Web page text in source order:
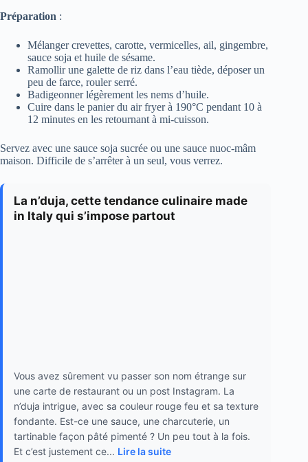
Préparation :
Mélanger crevettes, carotte, vermicelles, ail, gingembre,
sauce soja et huile de sésame.
Ramollir une galette de riz dans l’eau tiède, déposer un
peu de farce, rouler serré.
Badigeonner légèrement les nems d’huile.
Cuire dans le panier du air fryer à 190°C pendant 10 à
12 minutes en les retournant à mi-cuisson.
Servez avec une sauce soja sucrée ou une sauce nuoc-mâm
maison. Difficile de s’arrêter à un seul, vous verrez.
La n’duja, cette tendance culinaire made
in Italy qui s’impose partout
Vous avez sûrement vu passer son nom étrange sur
une carte de restaurant ou un post Instagram. La
n’duja intrigue, avec sa couleur rouge feu et sa texture
fondante. Est-ce une sauce, une charcuterie, un
tartinable façon pâté pimenté ? Un peu tout à la fois.
Et c’est justement ce... Lire la suite